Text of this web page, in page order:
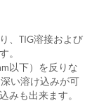
、TIG溶接および
。
以下）を反りな
い溶け込みが可
みも出来ます。